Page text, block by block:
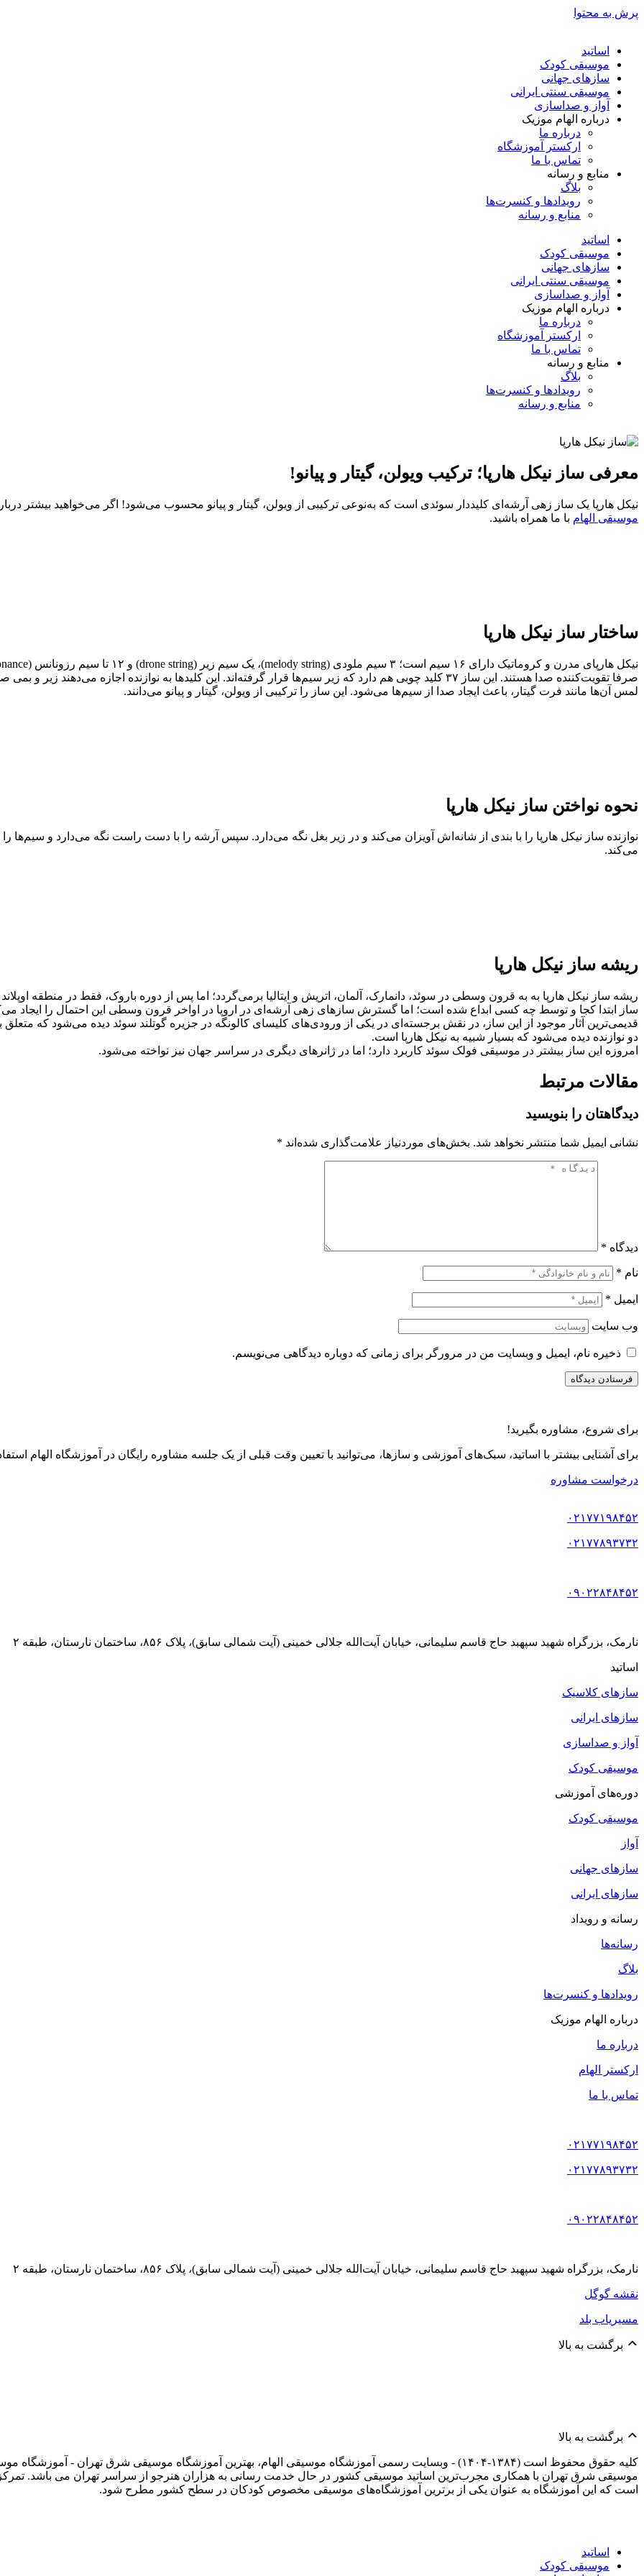
پرش به محتوا
اساتید
موسیقی کودک
سازهای جهانی
موسیقی سنتی ایرانی
آواز و صداسازی
درباره الهام موزیک
درباره ما
ارکستر آموزشگاه
تماس با ما
منابع و رسانه
بلاگ
رویدادها و کنسرت‌ها
منابع و رسانه
اساتید
موسیقی کودک
سازهای جهانی
موسیقی سنتی ایرانی
آواز و صداسازی
درباره الهام موزیک
درباره ما
ارکستر آموزشگاه
تماس با ما
منابع و رسانه
بلاگ
رویدادها و کنسرت‌ها
منابع و رسانه
معرفی ساز نیکل هارپا؛ ترکیب ویولن، گیتار و پیانو!
نیکل هارپا یک ساز زهی آرشه‌ای کلیددار سوئدی است که به‌نوعی ترکیبی از ویولن، گیتار و پیانو محسوب می‌شود! اگر می‌خواهید بیشتر
موسیقی الهام با ما همراه باشید.
ساختار ساز نیکل هارپا
صرفا تقویت‌کننده صدا هستند. این ساز ۳۷ کلید چوبی هم دارد که زیر سیم‌ها قرار گرفته‌اند. این کلیدها به نوازنده اجازه
لمس آن‌ها مانند فرت گیتار، باعث ایجاد صدا از سیم‌ها می‌شود. این ساز را ترکیبی از ویولن، گیتار و پیانو می‌دانند.
نحوه نواختن ساز نیکل هارپا
نوازنده ساز نیکل هارپا را با بندی از شانه‌اش آویزان می‌کند و در زیر بغل نگه می‌دارد. سپس آرشه را با دست راست نگه‌ می‌دارد و سیم‌ها
می‌کند.
ریشه ساز نیکل هارپا
ساز ابتدا کجا و توسط چه کسی ابداع شده است؛ اما گسترش سازهای زهی آرشه‌ای در اروپا در اواخر قرون وسطی این احتمال را ایجاد
دو نوازنده دیده می‌شود که بسیار شبیه به نیکل هارپا است.
امروزه این ساز بیشتر در موسیقی فولک سوئد کاربرد دارد؛ اما در ژانرهای دیگری در سراسر جهان نیز نواخته می‌شود.
مقالات مرتبط
دیدگاهتان را بنویسید
نشانی ایمیل شما منتشر نخواهد شد. بخش‌های موردنیاز علامت‌گذاری شده‌اند *
دیدگاه *
نام *
ایمیل *
وب‌ سایت
ذخیره نام، ایمیل و وبسایت من در مرورگر برای زمانی که دوباره دیدگاهی می‌نویسم.
برای شروع، مشاوره بگیرید!
برای آشنایی بیشتر با اساتید، سبک‌های آموزشی و سازها، می‌توانید با تعیین وقت قبلی از یک جلسه مشاوره رایگان در آموزشگاه الهام
درخواست مشاوره
۰۲۱۷۷۱۹۸۴۵۲
۰۲۱۷۷۸۹۳۷۳۲
۰۹۰۲۲۸۴۸۴۵۲
نارمک، بزرگراه شهید سپهبد حاج قاسم سلیمانی، خیابان آیت‌الله جلالی خمینی (آیت شمالی سابق)، پلاک ۸۵۶، ساختمان نارستان، طبقه ۲
اساتید
سازهای کلاسیک
سازهای ایرانی
آواز و صداسازی
موسیقی کودک
دوره‌های آموزشی
موسیقی کودک
آواز
سازهای جهانی
سازهای ایرانی
رسانه و رویداد
رسانه‌ها
بلاگ
رویدادها و کنسرت‌ها
درباره الهام موزیک
درباره ما
ارکستر الهام
تماس با ما
۰۲۱۷۷۱۹۸۴۵۲
۰۲۱۷۷۸۹۳۷۳۲
۰۹۰۲۲۸۴۸۴۵۲
نارمک، بزرگراه شهید سپهبد حاج قاسم سلیمانی، خیابان آیت‌الله جلالی خمینی (آیت شمالی سابق)، پلاک ۸۵۶، ساختمان نارستان، طبقه ۲
نقشه گوگل
مسیریاب بلد
برگشت به بالا
برگشت به بالا
کلیه حقوق محفوظ است (۱۳۸۴-۱۴۰۴) - وبسایت رسمی آموزشگاه موسیقی الهام، بهترین آموزشگاه موسیقی شرق تهران -
موسیقی شرق تهران با همکاری مجرب‌ترین اساتید موسیقی کشور در حال خدمت رسانی به هزاران هنرجو از سراسر تهران می باشد.
است که این آموزشگاه به عنوان یکی از برترین آموزشگاه‌های موسیقی مخصوص کودکان در سطح کشور مطرح شود.
اساتید
موسیقی کودک